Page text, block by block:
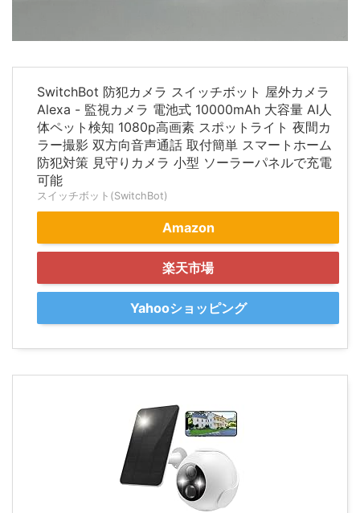
SwitchBot 防犯カメラ スイッチボット 屋外カメラ
Alexa - 監視カメラ 電池式 10000mAh 大容量 AI人
体ペット検知 1080p高画素 スポットライト 夜間カ
ラー撮影 双方向音声通話 取付簡単 スマートホーム
防犯対策 見守りカメラ 小型 ソーラーパネルで充電
可能
スイッチボット(SwitchBot)
Amazon
楽天市場
Yahooショッピング